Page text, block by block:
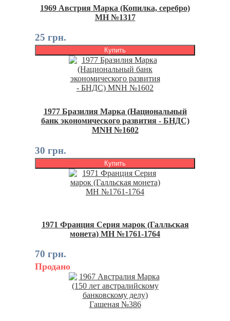
1969 Австрия Марка (Копилка, серебро)
MH №1317
25 грн.
Купить
1977 Бразилия Марка (Национальный
банк экономического развития - БНДС)
MNH №1602
30 грн.
Купить
1971 Франция Серия марок (Галльская
монета) MH №1761-1764
70 грн.
Продано